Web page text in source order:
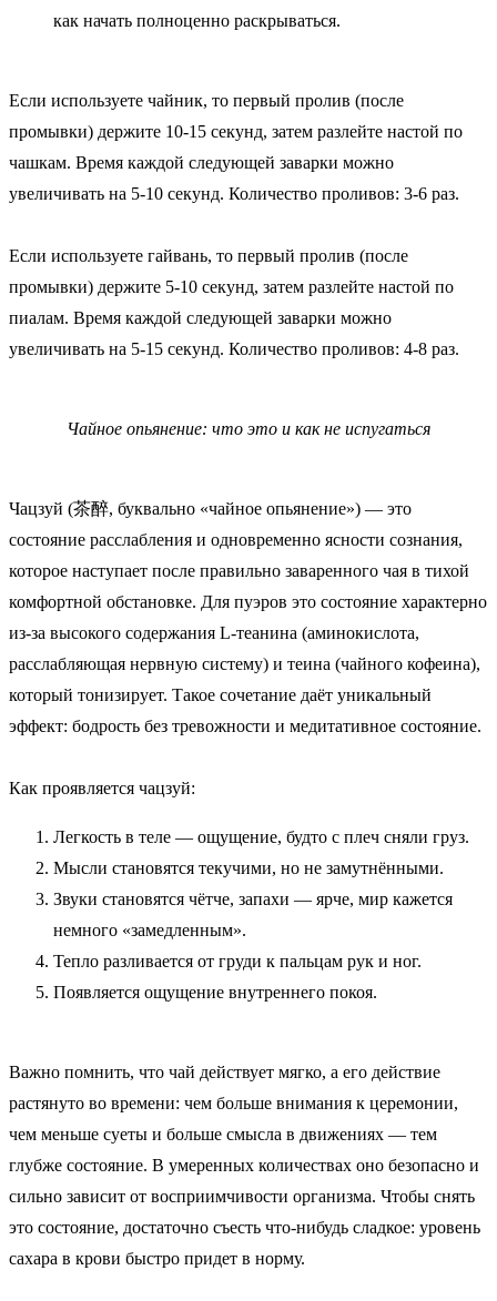
как начать полноценно раскрываться.
Если используете чайник, то первый пролив (после
промывки) держите 10-15 секунд, затем разлейте настой по
чашкам. Время каждой следующей заварки можно
увеличивать на 5-10 секунд. Количество проливов: 3-6 раз.
Если используете гайвань, то первый пролив (после
промывки) держите 5-10 секунд, затем разлейте настой по
пиалам. Время каждой следующей заварки можно
увеличивать на 5-15 секунд. Количество проливов: 4-8 раз.
Чайное опьянение: что это и как не испугаться
Чацзуй (茶醉, буквально «чайное опьянение») — это
состояние расслабления и одновременно ясности сознания,
которое наступает после правильно заваренного чая в тихой
комфортной обстановке. Для пуэров это состояние характерно
из-за высокого содержания L-теанина (аминокислота,
расслабляющая нервную систему) и теина (чайного кофеина),
который тонизирует. Такое сочетание даёт уникальный
эффект: бодрость без тревожности и медитативное состояние.
Как проявляется чацзуй:
Легкость в теле — ощущение, будто с плеч сняли груз.
Мысли становятся текучими, но не замутнёнными.
Звуки становятся чётче, запахи — ярче, мир кажется
немного «замедленным».
Тепло разливается от груди к пальцам рук и ног.
Появляется ощущение внутреннего покоя.
Важно помнить, что чай действует мягко, а его действие
растянуто во времени: чем больше внимания к церемонии,
чем меньше суеты и больше смысла в движениях — тем
глубже состояние. В умеренных количествах оно безопасно и
сильно зависит от восприимчивости организма. Чтобы снять
это состояние, достаточно съесть что-нибудь сладкое: уровень
сахара в крови быстро придет в норму.